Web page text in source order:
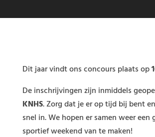
Dit jaar vindt ons concours plaats op
De inschrijvingen zijn inmiddels
KNHS. Zorg dat je er op tijd bij bent
snel in. We hopen er samen weer een
sportief weekend van te maken!